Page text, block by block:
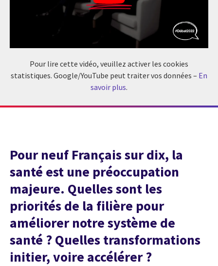
Pour lire cette vidéo, veuillez activer les cookies
statistiques. Google/YouTube peut traiter vos données – En
savoir plus.
Pour neuf Français sur dix, la
santé est une préoccupation
majeure. Quelles sont les
priorités de la filière pour
améliorer notre système de
santé ? Quelles transformations
initier, voire accélérer ?